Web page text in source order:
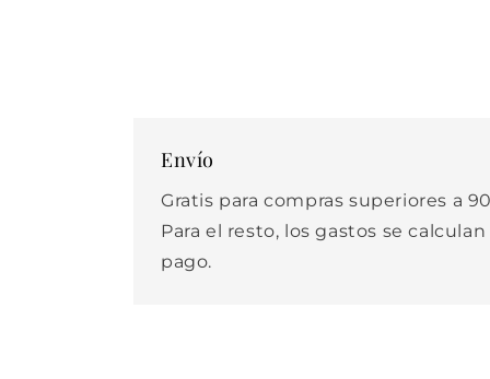
Envío
Gratis para compras superiores a
Para el resto, los gastos se
pago.